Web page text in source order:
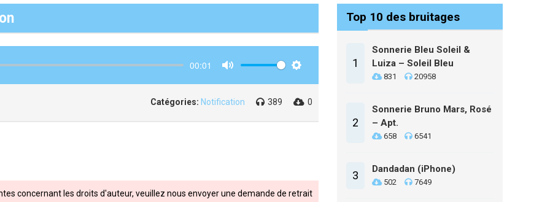
00:01
Catégories: Notification 389 0
concernant les droits d'auteur, veuillez nous envoyer une demande de retrait
Top 10 des bruitages
1
Sonnerie Bleu Soleil &
Luiza – Soleil Bleu
831 20958
2
Sonnerie Bruno Mars, Rosé
– Apt.
658 6541
3 Dandadan (iPhone)
502 7649